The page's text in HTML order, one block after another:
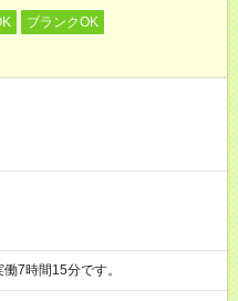
ブランクOK
ち実働7時間15分です。